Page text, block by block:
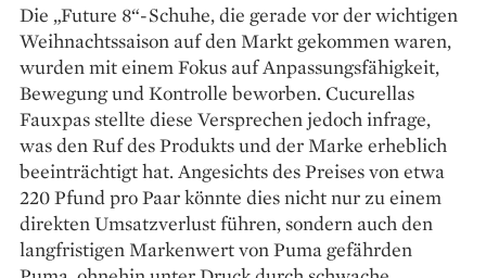
Die „Future 8“-Schuhe, die gerade vor der wichtigen
Weihnachtssaison auf den Markt gekommen waren,
wurden mit einem Fokus auf Anpassungsfähigkeit,
Bewegung und Kontrolle beworben. Cucurellas
Fauxpas stellte diese Versprechen jedoch infrage,
was den Ruf des Produkts und der Marke erheblich
beeinträchtigt hat. Angesichts des Preises von etwa
220 Pfund pro Paar könnte dies nicht nur zu einem
direkten Umsatzverlust führen, sondern auch den
langfristigen Markenwert von Puma gefährden​